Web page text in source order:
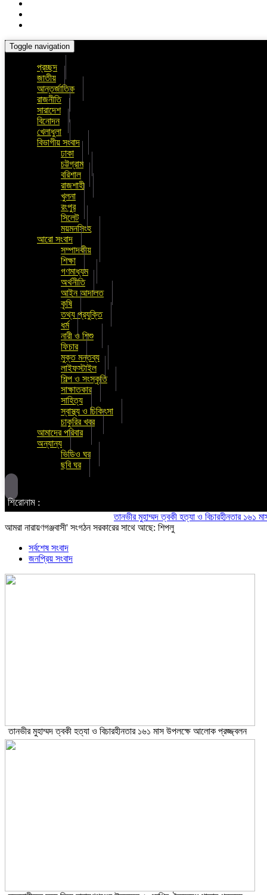
Toggle navigation
প্রচ্ছদ
জাতীয়
আন্তর্জাতিক
রাজনীতি
সারাদেশ
বিনোদন
খেলাধুলা
বিভাগীয় সংবাদ
ঢাকা
চট্টগ্রাম
বরিশাল
রাজশাহী
খুলনা
রংপুর
সিলেট
ময়মনসিংহ
আরো সংবাদ
সম্পাদকীয়
শিক্ষা
গণমাধ্যম
অর্থনীতি
আইন আদালত
কৃষি
তথ্য প্রযুক্তি
ধর্ম
নারী ও শিশু
ফিচার
মুক্ত মন্তব্য
লাইফস্টাইল
শিল্প ও সংস্কৃতি
সাক্ষাতকার
সাহিত্য
স্বাস্থ্য ও চিকিৎসা
চাকুরির খবর
আমাদের পরিবার
অন্যান্য
ভিডিও ঘর
ছবি ঘর
শিরোনাম :
তানভীর মুহাম্মদ ত্বকী হত্যা ও বিচারহীনতার ১৬১ মাস
আমরা নারায়ণগঞ্জবাসী' সংগঠন সরকারের সাথে আছে: শিপলু
সর্বশেষ সংবাদ
জনপ্রিয় সংবাদ
তানভীর মুহাম্মদ ত্বকী হত্যা ও বিচারহীনতার ১৬১ মাস উপলক্ষে আলোক প্রজ্জ্বলন